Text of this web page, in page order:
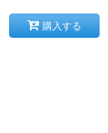
購入する